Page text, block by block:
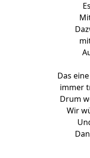
Das
immer
Drum
Wir